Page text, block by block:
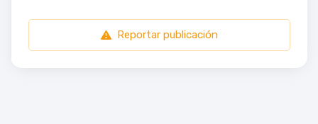
Reportar publicación